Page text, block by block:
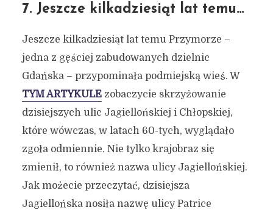
7. Jeszcze kilkadziesiąt lat temu…
Jeszcze kilkadziesiąt lat temu Przymorze –
jedna z gęściej zabudowanych dzielnic
Gdańska – przypominała podmiejską wieś. W
TYM ARTYKULEzobaczycie skrzyżowanie
dzisiejszych ulic Jagiellońskiej i Chłopskiej,
które wówczas, w latach 60-tych, wyglądało
zgoła odmiennie. Nie tylko krajobraz się
zmienił, to również nazwa ulicy Jagiellońskiej.
Jak możecie przeczytać, dzisiejsza
Jagiellońska nosiła nazwę ulicy Patrice